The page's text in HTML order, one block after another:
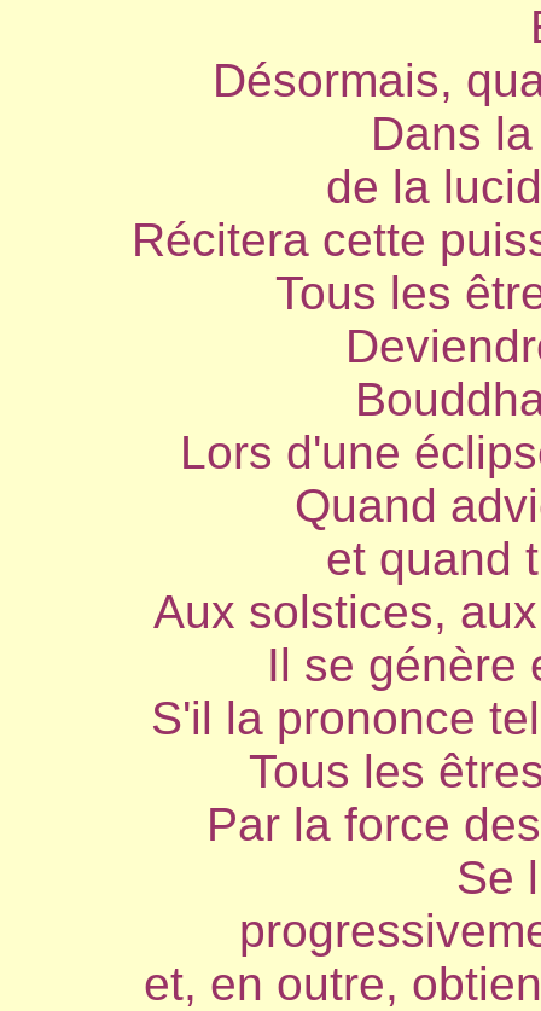
Désormais,
Dans
de la
Récitera cette
Tous les
Lors d'une
Quand
et quand
Aux solstices,
Il se génère
S'il la prononce
Tous les
Par la force
Se
et, en outre,